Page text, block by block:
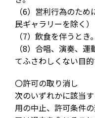
（6）営利行為のた
民ギャラリーを除く）
（7）飲食を伴うとき
（8）合唱、演奏、
てふさわしくない目
〇許可の取り消し
次のいずれかに該当
用の中止、許可条件の